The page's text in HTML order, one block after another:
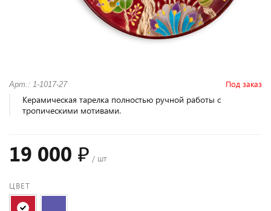
Арт.: 1-1017-27 Под заказ
Керамическая тарелка полностью ручной работы с
тропическими мотивами.
19 000 ₽ / шт
ЦВЕТ